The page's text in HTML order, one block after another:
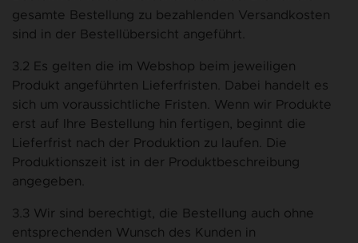
gesamte Bestellung zu bezahlenden Versandkosten
sind in der Bestellübersicht angeführt.
3.2 Es gelten die im Webshop beim jeweiligen
Produkt angeführten Lieferfristen. Dabei handelt es
sich um voraussichtliche Fristen. Wenn wir Produkte
erst auf Ihre Bestellung hin fertigen, beginnt die
Lieferfrist nach der Produktion zu laufen. Die
Produktionszeit ist in der Produktbeschreibung
angegeben.
3.3 Wir sind berechtigt, die Bestellung auch ohne
entsprechenden Wunsch des Kunden in